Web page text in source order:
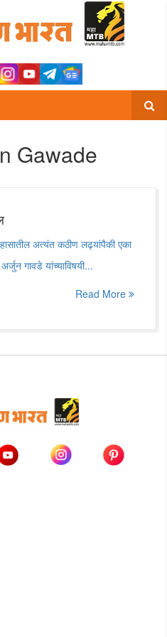
Gawade
अत्यंत कठीण लढ्यांपैकी एका
गावडे यांच्याविषयी...
Read More